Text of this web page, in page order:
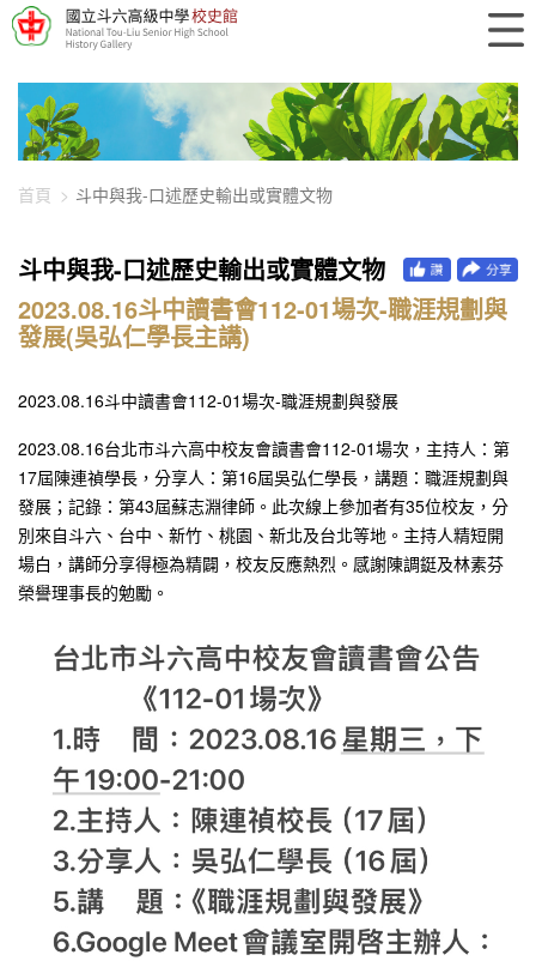
448-3068
首頁 斗中與我-口述歷史輸出或實體文物
斗中與我-口述歷史輸出或實體文物
2023.08.16斗中讀書會112-01場次-職涯規劃與
發展(吳弘仁學長主講)
2023.08.16斗中讀書會112-01場次-職涯規劃與發展
2023.08.16台北市斗六高中校友會讀書會112-01場次，主持人：第
17屆陳連禎學長，分享人：第16屆吳弘仁學長，講題：職涯規劃與
發展；記錄：第43屆蘇志淵律師。此次線上參加者有35位校友，分
別來自斗六、台中、新竹、桃園、新北及台北等地。主持人精短開
場白，講師分享得極為精闢，校友反應熱烈。感謝陳調鋌及林素芬
榮譽理事長的勉勵。